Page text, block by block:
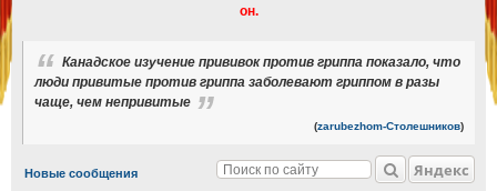
он.
Канадское изучение прививок против гриппа показало, что
люди привитые против гриппа заболевают гриппом в разы
чаще, чем непривитые
(zarubezhom-Столешников)
Новые сообщения Яндекс